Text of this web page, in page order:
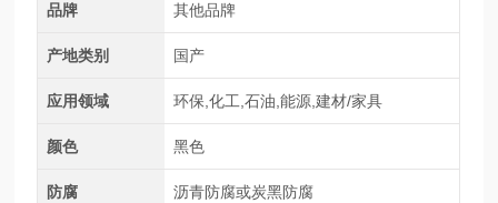
品牌 其他品牌
产地类别 国产
应用领域 环保,化工,石油,能源,建材/家具
颜色 黑色
防腐 沥青防腐或炭黑防腐